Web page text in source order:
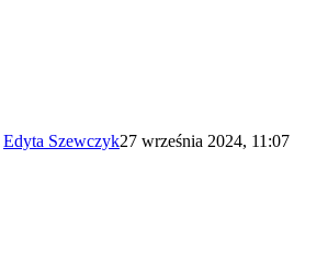
Edyta Szewczyk27 września 2024, 11:07